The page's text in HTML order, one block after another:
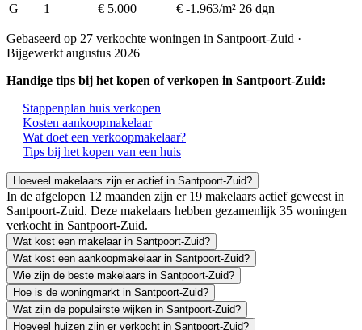
G
1 € 5.000 € -1.963/m² 26 dgn
Gebaseerd op 27 verkochte woningen in Santpoort-Zuid ·
Bijgewerkt augustus 2026
Handige tips bij het kopen of verkopen in Santpoort-Zuid:
Stappenplan huis verkopen
Kosten aankoopmakelaar
Wat doet een verkoopmakelaar?
Tips bij het kopen van een huis
Hoeveel makelaars zijn er actief in Santpoort-Zuid?
In de afgelopen 12 maanden zijn er 19 makelaars actief geweest in
Santpoort-Zuid. Deze makelaars hebben gezamenlijk 35 woningen
verkocht in Santpoort-Zuid.
Wat kost een makelaar in Santpoort-Zuid?
Wat kost een aankoopmakelaar in Santpoort-Zuid?
Wie zijn de beste makelaars in Santpoort-Zuid?
Hoe is de woningmarkt in Santpoort-Zuid?
Wat zijn de populairste wijken in Santpoort-Zuid?
Hoeveel huizen zijn er verkocht in Santpoort-Zuid?